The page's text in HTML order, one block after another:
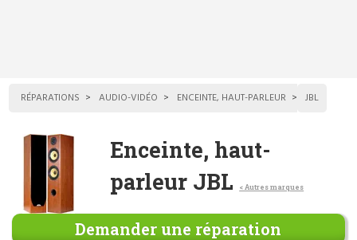
RÉPARATIONS AUDIO-VIDÉO ENCEINTE, HAUT-PARLEUR JBL
Enceinte, haut-
parleur JBL
< Autres marques
Demander une réparation